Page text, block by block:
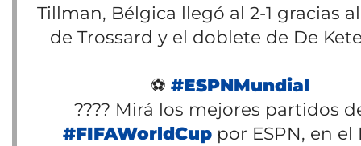
Tillman, Bélgica llegó al 2-1 gracias
de Trossard y el doblete de De
⚽ #ESPNMundial
???? Mirá los mejores partidos
#FIFAWorldCuppor ESPN, en el